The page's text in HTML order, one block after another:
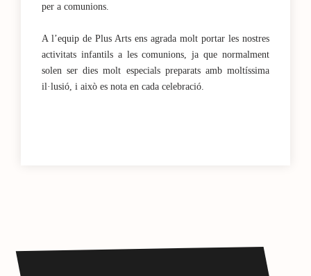
per a comunions.
A l’equip de Plus Arts ens agrada molt portar les nostres
activitats infantils a les comunions, ja que normalment
solen ser dies molt especials preparats amb moltíssima
il·lusió, i això es nota en cada celebració.